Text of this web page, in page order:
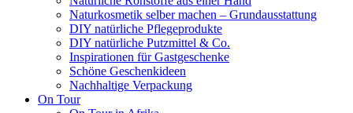
Naturkosmetik selber machen – Grundausstattung
DIY natürliche Pflegeprodukte
DIY natürliche Putzmittel & Co.
Inspirationen für Gastgeschenke
Schöne Geschenkideen
Nachhaltige Verpackung
On Tour